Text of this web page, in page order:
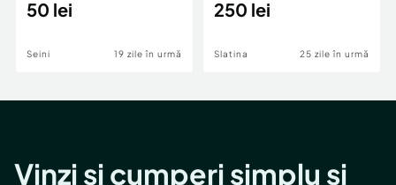
50 lei
Seini 19 zile în urmă
canale
250 lei
Slatina 25 zile în urmă
Vinzi și cumperi simplu și